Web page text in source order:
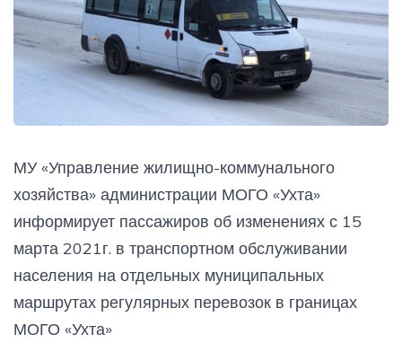
МУ «Управление жилищно-коммунального
хозяйства» администрации МОГО «Ухта»
информирует пассажиров об изменениях с 15
марта 2021г. в транспортном обслуживании
населения на отдельных муниципальных
маршрутах регулярных перевозок в границах
МОГО «Ухта»